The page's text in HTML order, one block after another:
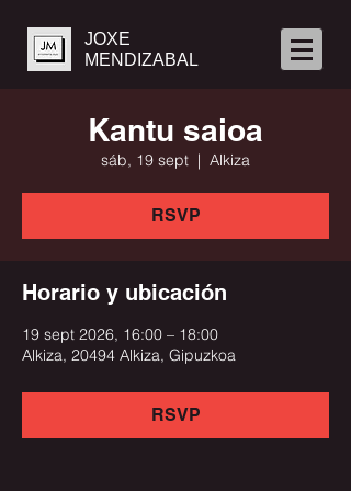
JOXE
MENDIZABAL
Kantu saioa
sáb, 19 sept
  |
Alkiza
RSVP
Horario y ubicación
19 sept 2026, 16:00 – 18:00
Alkiza, 20494 Alkiza, Gipuzkoa
RSVP